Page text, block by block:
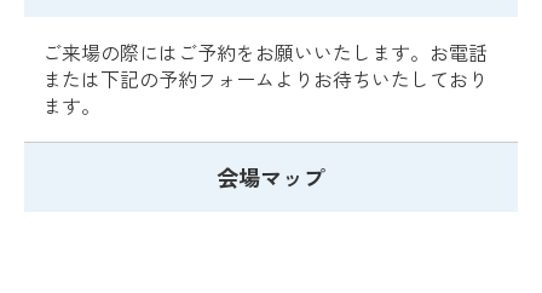
ご来場の際にはご予約をお願いいたします。お電話
または下記の予約フォームよりお待ちいたしており
ます。
会場マップ